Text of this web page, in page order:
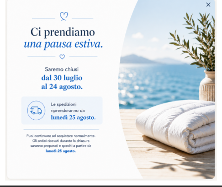
Seleziona i punti calore:
Caldo
Aggiungi al carrello
rappresenta l’eccellenza dell’arte